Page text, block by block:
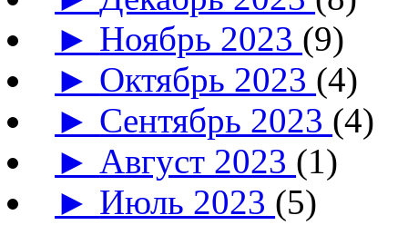
► Ноябрь 2023 (9)
► Октябрь 2023 (4)
► Сентябрь 2023 (4)
► Август 2023 (1)
► Июль 2023 (5)